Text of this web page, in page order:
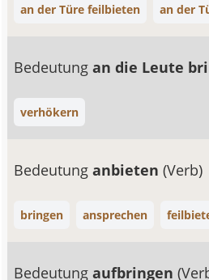
an der Türe feilbieten an der
Bedeutungan die Leute
verhökern
Bedeutunganbieten(Verb)
bringen ansprechen
Bedeutungaufbringen